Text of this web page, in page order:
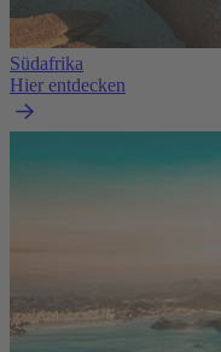
Südafrika
Hier entdecken